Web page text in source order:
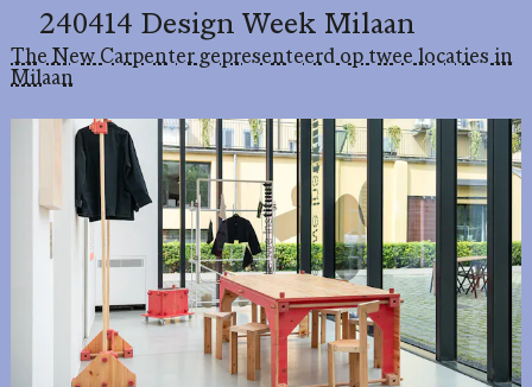
240414 Design Week Milaan
The New Carpenter gepresenteerd op twee locaties in
Milaan